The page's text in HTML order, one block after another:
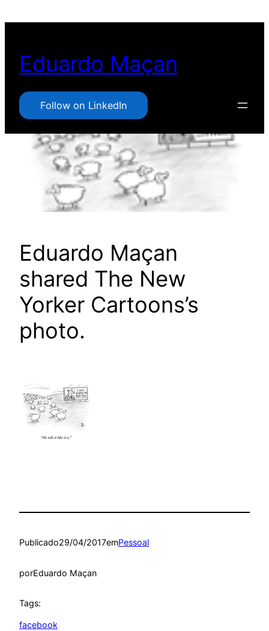
conteúdo
Eduardo Maçan
Follow on LinkedIn
Eduardo Maçan
shared The New
Yorker Cartoons’s
photo.
Publicado29/04/2017emPessoal
porEduardo Maçan
Tags:
facebook